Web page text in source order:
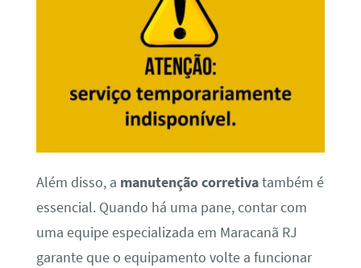
Além disso, a manutenção corretivatambém é
essencial. Quando há uma pane, contar com
uma equipe especializada em Maracanã RJ
garante que o equipamento volte a funcionar